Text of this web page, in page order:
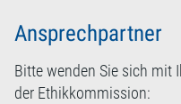
Ansprechpartner
Bitte wenden Sie sich mit
der Ethikkommission: